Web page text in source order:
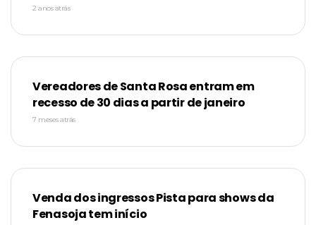
2 anos atrás
Vereadores de Santa Rosa entram em
recesso de 30 dias a partir de janeiro
7 meses atrás
Venda dos ingressos Pista para shows da
Fenasoja tem início